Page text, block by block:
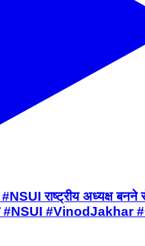
राष्ट्रीय अध्यक्ष बनने
#NSUI #VinodJakhar